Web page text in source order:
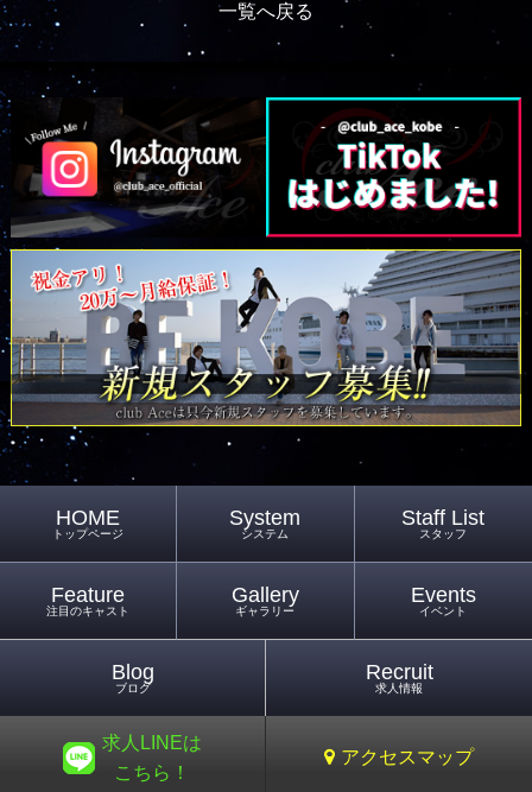
一覧へ戻る
HOME
トップページ
System
システム
Staff List
スタッフ
Feature
注目のキャスト
Gallery
ギャラリー
Events
イベント
Blog
ブログ
Recruit
求人情報
求人LINEは
こちら！
アクセスマップ